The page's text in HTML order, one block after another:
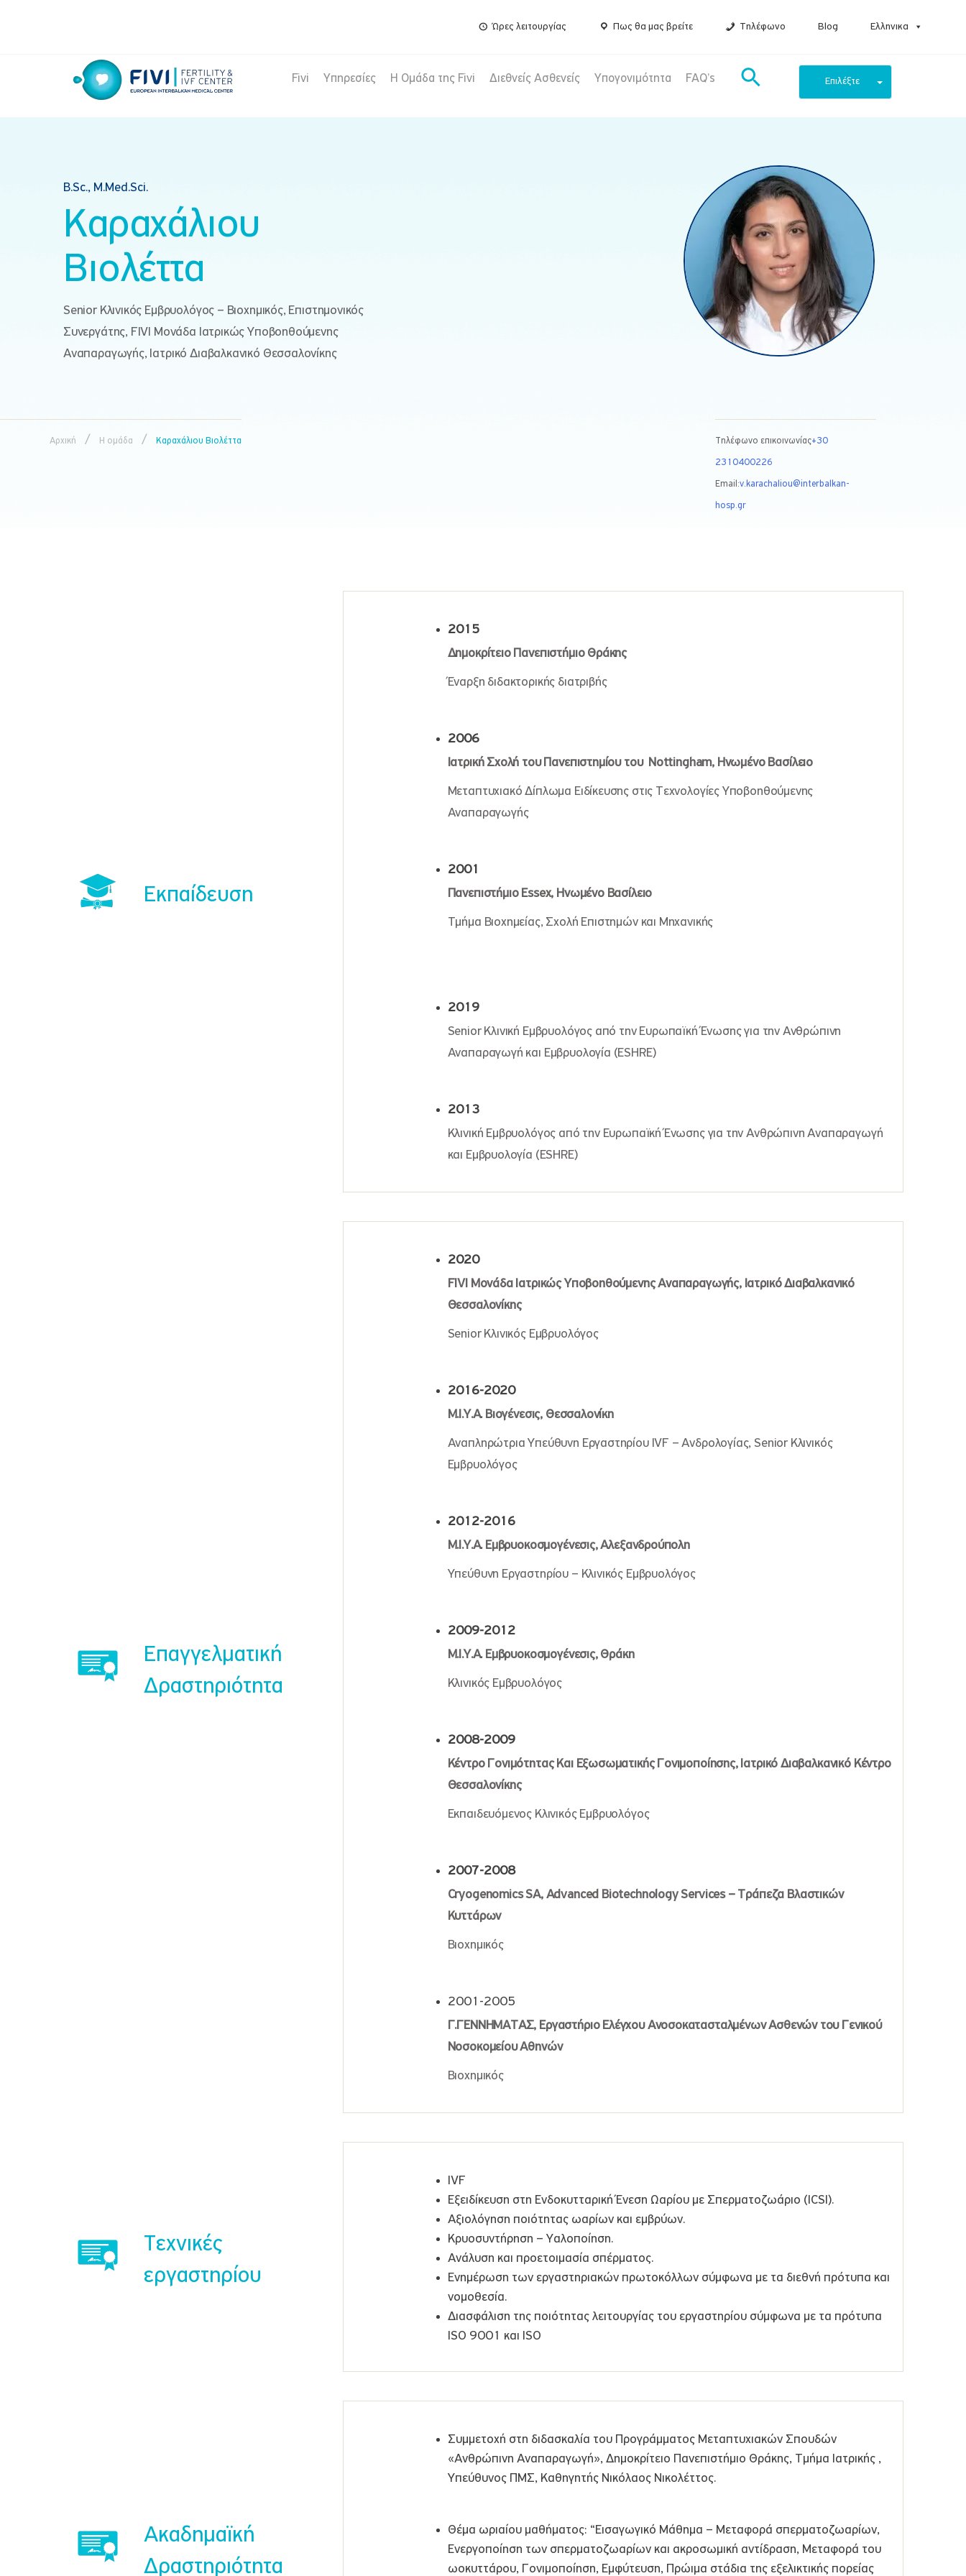
Ώρες λειτουργίας Πως θα μας βρείτε Τηλέφωνο Blog Ελληνικα
Fivi Υπηρεσίες Η Ομάδα της Fivi Διεθνείς Ασθενείς Υπογονιμότητα FAQ’s Επιλέξτε
B.Sc., M.Med.Sci.
Καραχάλιου
Βιολέττα
Senior Κλινικός Εμβρυολόγος – Βιοχημικός, Επιστημονικός
Συνεργάτης, FIVI Μονάδα Ιατρικώς Υποβοηθούμενης
Αναπαραγωγής, Ιατρικό Διαβαλκανικό Θεσσαλονίκης
Αρχική / Η ομάδα / Καραχάλιου Βιολέττα Τηλέφωνο επικοινωνίας+30
2310400226
Email:v.karachaliou@interbalkan-
hosp.gr
Εκπαίδευση
2015
Δημοκρίτειο Πανεπιστήμιο Θράκης
Έναρξη διδακτορικής διατριβής
2006
Ιατρική Σχολή του Πανεπιστημίου του Nottingham, Ηνωμένο Βασίλειο
Μεταπτυχιακό Δίπλωμα Ειδίκευσης στις Τεχνολογίες Υποβοηθούμενης
Αναπαραγωγής
2001
Πανεπιστήμιο Essex, Ηνωμένο Βασίλειο
Τμήμα Βιοχημείας, Σχολή Επιστημών και Μηχανικής
2019
Senior Κλινική Εμβρυολόγος από την Ευρωπαϊκή Ένωσης για την Ανθρώπινη
Αναπαραγωγή και Εμβρυολογία (ESHRE)
2013
Κλινική Εμβρυολόγος από την Ευρωπαϊκή Ένωσης για την Ανθρώπινη Αναπαραγωγή
και Εμβρυολογία (ESHRE)
Επαγγελματική
Δραστηριότητα
2020
FIVI Μονάδα Ιατρικώς Υποβοηθούμενης Αναπαραγωγής, Ιατρικό Διαβαλκανικό
Θεσσαλονίκης
Senior Κλινικός Εμβρυολόγος
2016-2020
Μ.Ι.Υ.Α. Βιογένεσις, Θεσσαλονίκη
Αναπληρώτρια Υπεύθυνη Εργαστηρίου IVF – Ανδρολογίας, Senior Κλινικός
Εμβρυολόγος
2012-2016
Μ.Ι.Υ.Α. Εμβρυοκοσμογένεσις, Αλεξανδρούπολη
Υπεύθυνη Εργαστηρίου – Κλινικός Εμβρυολόγος
2009-2012
Μ.Ι.Υ.Α. Εμβρυοκοσμογένεσις, Θράκη
Κλινικός Εμβρυολόγος
2008-2009
Κέντρο Γονιμότητας Και Εξωσωματικής Γονιμοποίησης, Ιατρικό Διαβαλκανικό Κέντρο
Θεσσαλονίκης
Εκπαιδευόμενος Κλινικός Εμβρυολόγος
2007-2008
Cryogenomics SA, Advanced Biotechnology Services – Τράπεζα Βλαστικών
Κυττάρων
Βιοχημικός
2001-2005
Γ.ΓΕΝΝΗΜΑΤΑΣ, Εργαστήριο Ελέγχου Ανοσοκατασταλμένων Ασθενών του Γενικού
Νοσοκομείου Αθηνών
Βιοχημικός
Τεχνικές
εργαστηρίου
IVF
Εξειδίκευση στη Ενδοκυτταρική Ένεση Ωαρίου με Σπερματοζωάριο (ICSI).
Αξιολόγηση ποιότητας ωαρίων και εμβρύων.
Κρυοσυντήρηση – Υαλοποίηση.
Ανάλυση και προετοιμασία σπέρματος.
Ενημέρωση των εργαστηριακών πρωτοκόλλων σύμφωνα με τα διεθνή πρότυπα και
νομοθεσία.
Διασφάλιση της ποιότητας λειτουργίας του εργαστηρίου σύμφωνα με τα πρότυπα
ISO 9001 και ISO
Ακαδημαϊκή
Δραστηριότητα
Συμμετοχή στη διδασκαλία του Προγράμματος Μεταπτυχιακών Σπουδών
«Ανθρώπινη Αναπαραγωγή», Δημοκρίτειο Πανεπιστήμιο Θράκης, Τμήμα Ιατρικής ,
Υπεύθυνος ΠΜΣ, Καθηγητής Νικόλαος Νικολέττος.
Θέμα ωριαίου μαθήματος: “Εισαγωγικό Μάθημα – Μεταφορά σπερματοζωαρίων,
Ενεργοποίηση των σπερματοζωαρίων και ακροσωμική αντίδραση, Μεταφορά του
ωοκυττάρου, Γονιμοποίηση, Εμφύτευση, Πρώιμα στάδια της εξελικτικής πορείας